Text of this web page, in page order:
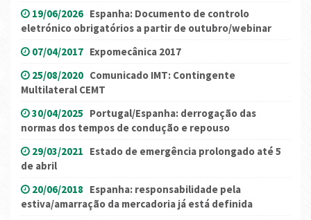
19/06/2026 Espanha: Documento de controlo
eletrónico obrigatórios a partir de outubro/webinar
07/04/2017 Expomecânica 2017
25/08/2020 Comunicado IMT: Contingente
Multilateral CEMT
30/04/2025 Portugal/Espanha: derrogação das
normas dos tempos de condução e repouso
29/03/2021 Estado de emergência prolongado até 5
de abril
20/06/2018 Espanha: responsabilidade pela
estiva/amarração da mercadoria já está definida